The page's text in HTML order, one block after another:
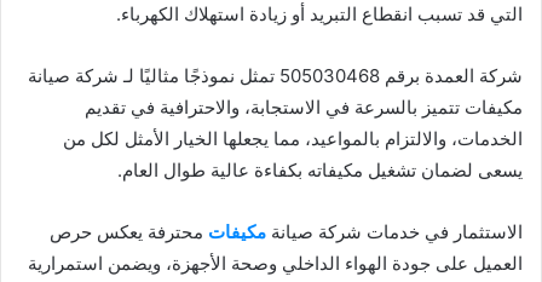
التي قد تسبب انقطاع التبريد أو زيادة استهلاك الكهرباء.
شركة العمدة برقم 505030468 تمثل نموذجًا مثاليًا لـ شركة صيانة
مكيفات تتميز بالسرعة في الاستجابة، والاحترافية في تقديم
الخدمات، والالتزام بالمواعيد، مما يجعلها الخيار الأمثل لكل من
يسعى لضمان تشغيل مكيفاته بكفاءة عالية طوال العام.
الاستثمار في خدمات شركة صيانة مكيفات محترفة يعكس حرص
العميل على جودة الهواء الداخلي وصحة الأجهزة، ويضمن استمرارية